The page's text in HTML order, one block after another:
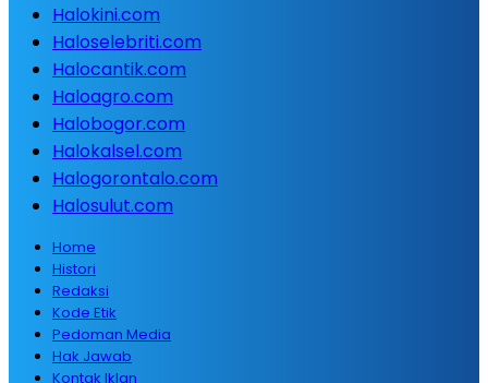
Halokini.com
Haloselebriti.com
Halocantik.com
Haloagro.com
Halobogor.com
Halokalsel.com
Halogorontalo.com
Halosulut.com
Home
Histori
Redaksi
Kode Etik
Pedoman Media
Hak Jawab
Kontak Iklan